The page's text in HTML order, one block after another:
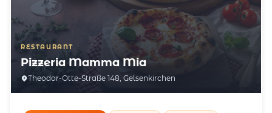
RESTAURANT
Pizzeria Mamma Mia
Theodor-Otte-Straße 148, Gelsenkirchen